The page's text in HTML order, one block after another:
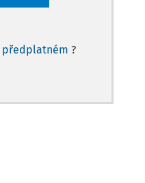
předplatném ?